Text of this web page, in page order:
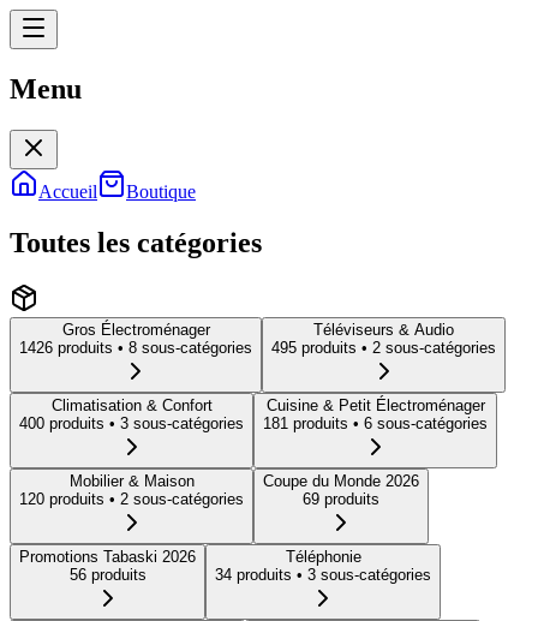
Menu
Accueil Boutique
Toutes les catégories
Gros Électroménager
1426 produits • 8 sous-catégories
Téléviseurs & Audio
495 produits • 2 sous-catégories
Climatisation & Confort
400 produits • 3 sous-catégories
Cuisine & Petit Électroménager
181 produits • 6 sous-catégories
Mobilier & Maison
120 produits • 2 sous-catégories
Coupe du Monde 2026
69 produits
Promotions Tabaski 2026
56produits
Téléphonie
34 produits • 3 sous-catégories